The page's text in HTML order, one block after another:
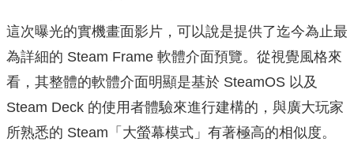
這次曝光的實機畫面影片，可以說是提供了迄今為止最
為詳細的 Steam Frame 軟體介面預覽。從視覺風格來
看，其整體的軟體介面明顯是基於 SteamOS 以及
Steam Deck 的使用者體驗來進行建構的，與廣大玩家
所熟悉的 Steam「大螢幕模式」有著極高的相似度。